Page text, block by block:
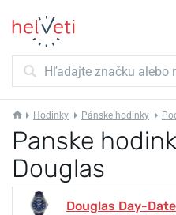
Hodinky Pánske hodinky
Panske
Douglas
Douglas Day-Date